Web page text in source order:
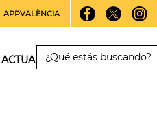
APPVALÈNCIA
ACTUALIDAD